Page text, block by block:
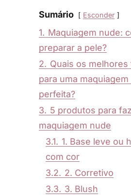
Sumário Esconder
1. Maquiagem nude:
preparar a pele?
2. Quais os
para uma maquiagem
perfeita?
3. 5 produtos para
maquiagem nude
3.1. 1. Base leve ou
com cor
3.2. 2. Corretivo
3.3. 3. Blush